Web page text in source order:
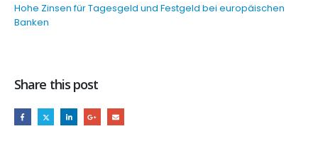
Hohe Zinsen für Tagesgeld und Festgeld bei europäischen
Banken
Share this post